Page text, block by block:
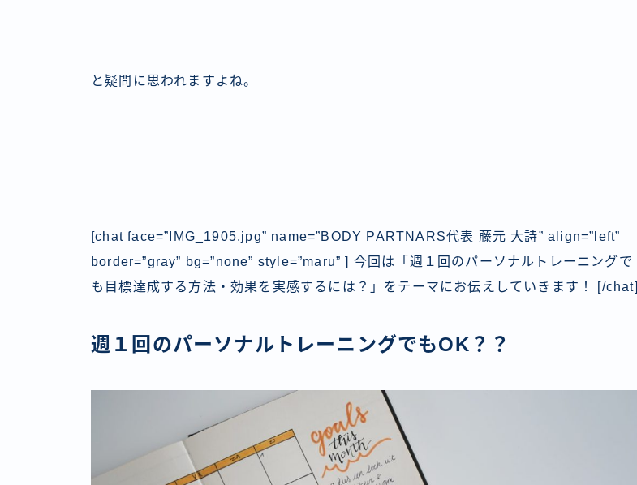
と疑問に思われますよね。
[chat face=”IMG_1905.jpg” name=”BODY PARTNARS代表 藤元 大詩” align=”left”
border=”gray” bg=”none” style=”maru” ] 今回は「週１回のパーソナルトレーニングで
も目標達成する方法・効果を実感するには？」をテーマにお伝えしていきます！ [/chat]
週１回のパーソナルトレーニングでもOK？？